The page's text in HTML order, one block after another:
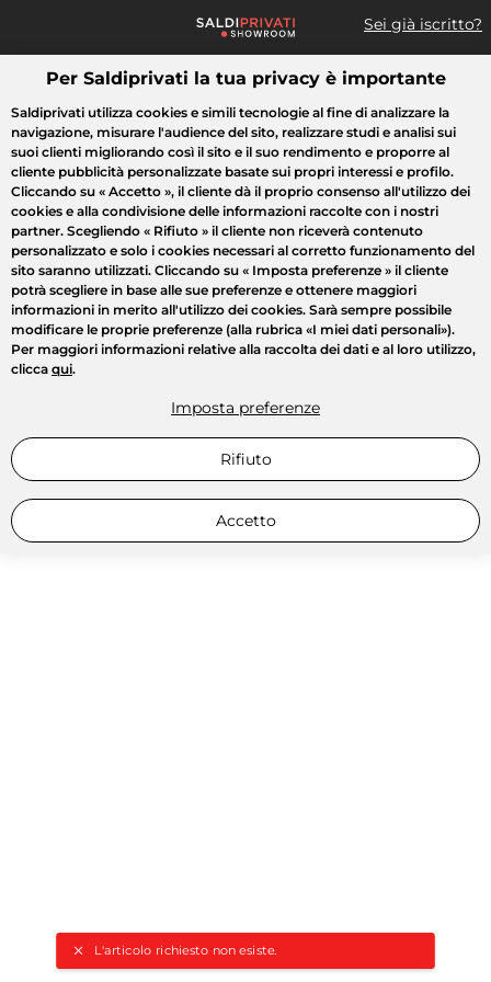
Sei già iscritto?
Cosa cerchi?
L'articolo richiesto non esiste.
Tutte le vendite Moda Casa Bellezza Elettrodomestici
Per Saldiprivati la tua privacy è importante
Saldiprivati utilizza cookies e simili tecnologie al fine di analizzare la
navigazione, misurare l'audience del sito, realizzare studi e analisi sui
suoi clienti migliorando così il sito e il suo rendimento e proporre al
cliente pubblicità personalizzate basate sui propri interessi e profilo.
Cliccando su « Accetto », il cliente dà il proprio consenso all'utilizzo dei
cookies e alla condivisione delle informazioni raccolte con i nostri
partner. Scegliendo « Rifiuto » il cliente non riceverà contenuto
personalizzato e solo i cookies necessari al corretto funzionamento del
sito saranno utilizzati. Cliccando su « Imposta preferenze » il cliente
potrà scegliere in base alle sue preferenze e ottenere maggiori
informazioni in merito all'utilizzo dei cookies. Sarà sempre possibile
modificare le proprie preferenze (alla rubrica «I miei dati personali»).
Per maggiori informazioni relative alla raccolta dei dati e al loro utilizzo,
clicca qui.
Imposta preferenze
Rifiuto
Accetto